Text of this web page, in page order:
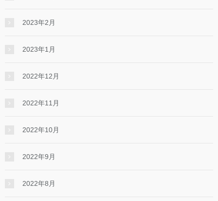
2023年2月
2023年1月
2022年12月
2022年11月
2022年10月
2022年9月
2022年8月